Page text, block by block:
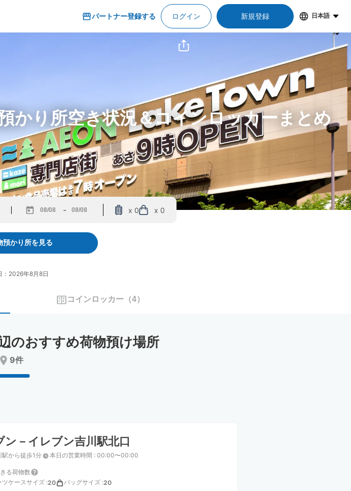
パートナー登録する ログイン 新規登録 日本語
かり所空き状況＆コインロッカーまとめ
forward
to
interact
the
select
the
changing
dates.
-
backward
interact
select
Press
the
for
changing
dates.
x 0 x 0
預かり所を見る
：2026年8月8日
コインロッカー （4）
のおすすめ荷物預け場所
9件
ン－イレブン吉川駅北口
駅から徒歩1分 本日の営業時間 : 00:00〜00:00
る荷物数
ツケースサイズ :20 バッグサイズ :20